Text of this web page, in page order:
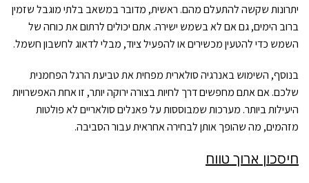
יתרונות שקשה להתעלם מהם. ראשית, מדובר במשאב בלתי מוגבל שזמין
ברוב הימים, גם אם לא בשמש ישירה. אתם יכולים לרתום את כוחה של
השמש כדי להטעין מכשירים או להפעיל ציוד, מבלי לדאוג לחשבון חשמל.
בנוסף, השימוש באנרגיה סולארית מפחית את טביעת הרגל הפחמנית
שלכם. אם אתם מחפשים דרך לחיות בצורה ירוקה יותר, זו אחת האפשרויות
היעילות ביותר. מערכות שמבוססות על פאנלים סולאריים לא פולטות
מזהמים, מה שהופך אותן לבחירה אחראית עבור הסביבה.
חיסכון ארוך טווח